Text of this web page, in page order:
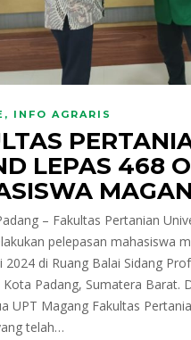
, INFO AGRARIS
LEPAS 468
– Fakultas Pertanian
pelepasan mahasiswa
2024 di Ruang Balai Sidang
Kota Padang, Sumatera Barat.
UPT Magang Fakultas
telah…